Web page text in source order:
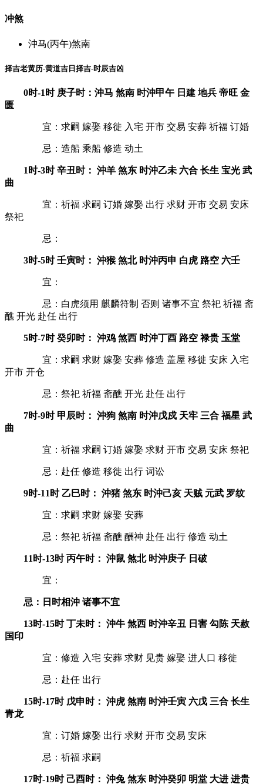
冲煞
沖马(丙午)煞南
择吉老黄历-黄道吉日择吉-时辰吉凶
0时-1时 庚子时：沖马 煞南 时沖甲午 日建 地兵 帝旺 金
匮
宜：求嗣 嫁娶 移徙 入宅 开市 交易 安葬 祈福 订婚
忌：造船 乘船 修造 动土
1时-3时 辛丑时： 沖羊 煞东 时沖乙未 六合 长生 宝光 武
曲
宜：祈福 求嗣 订婚 嫁娶 出行 求财 开市 交易 安床
祭祀
忌：
3时-5时 壬寅时： 沖猴 煞北 时沖丙申 白虎 路空 六壬
宜：
忌：白虎须用 麒麟符制 否则 诸事不宜 祭祀 祈福 斋
醮 开光 赴任 出行
5时-7时 癸卯时： 沖鸡 煞西 时沖丁酉 路空 禄贵 玉堂
宜：求嗣 求财 嫁娶 安葬 修造 盖屋 移徙 安床 入宅
开市 开仓
忌：祭祀 祈福 斋醮 开光 赴任 出行
7时-9时 甲辰时： 沖狗 煞南 时沖戊戍 天牢 三合 福星 武
曲
宜：祈福 求嗣 订婚 嫁娶 求财 开市 交易 安床 祭祀
忌：赴任 修造 移徙 出行 词讼
9时-11时 乙巳时： 沖猪 煞东 时沖己亥 天贼 元武 罗纹
宜：求嗣 求财 嫁娶 安葬
忌：祭祀 祈福 斋醮 酬神 赴任 出行 修造 动土
11时-13时 丙午时： 沖鼠 煞北 时沖庚子 日破
宜：
忌：日时相沖 诸事不宜
13时-15时 丁未时： 沖牛 煞西 时沖辛丑 日害 勾陈 天赦
国印
宜：修造 入宅 安葬 求财 见贵 嫁娶 进人口 移徙
忌：赴任 出行
15时-17时 戊申时： 沖虎 煞南 时沖壬寅 六戊 三合 长生
青龙
宜：订婚 嫁娶 出行 求财 开市 交易 安床
忌：祈福 求嗣
17时-19时 己酉时： 沖兔 煞东 时沖癸卯 明堂 大进 进贵